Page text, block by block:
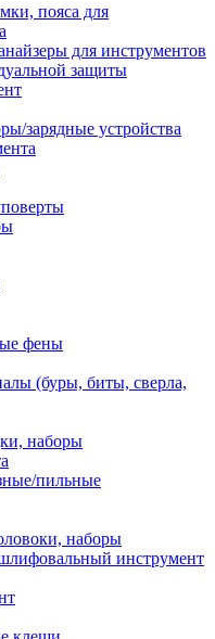
пояса для
для инструментов
защиты
зарядные устройства
фены
(буры, биты, сверла,
наборы
пильные
наборы
инструмент